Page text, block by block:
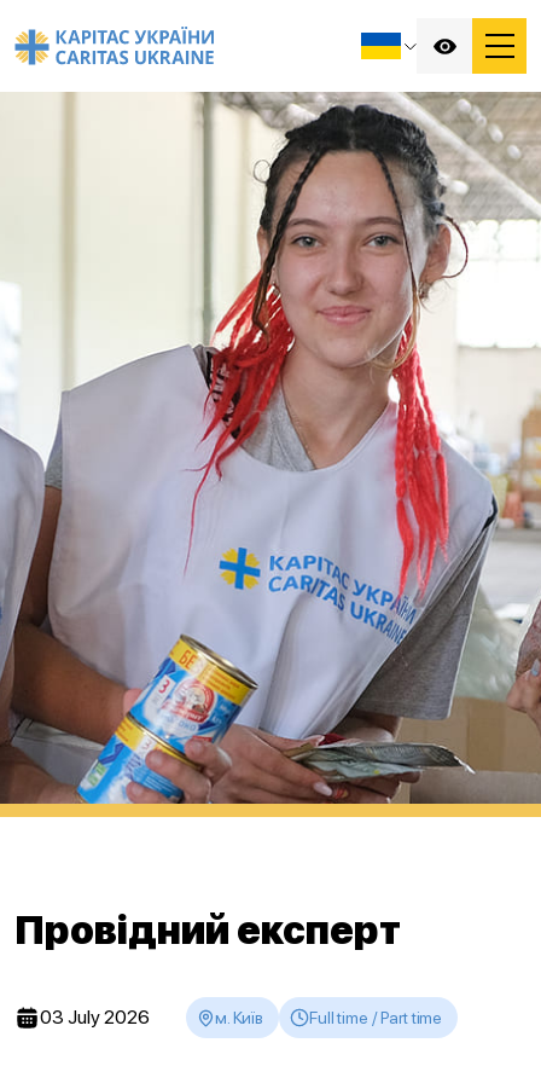
Провідний експерт
03 July 2026 м. Київ Full time / Part time